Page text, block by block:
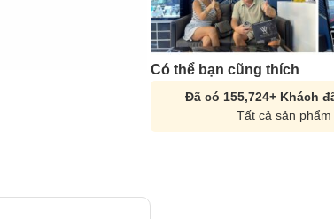
Có thể bạn cũng thích
Đã có 155,724+ Khách
Tất cả sản